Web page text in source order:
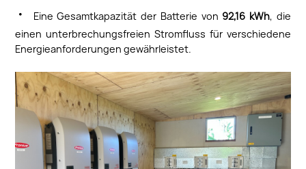
· Eine Gesamtkapazität der Batterie von 92,16 kWh, die
einen unterbrechungsfreien Stromfluss für verschiedene
Energieanforderungen gewährleistet.